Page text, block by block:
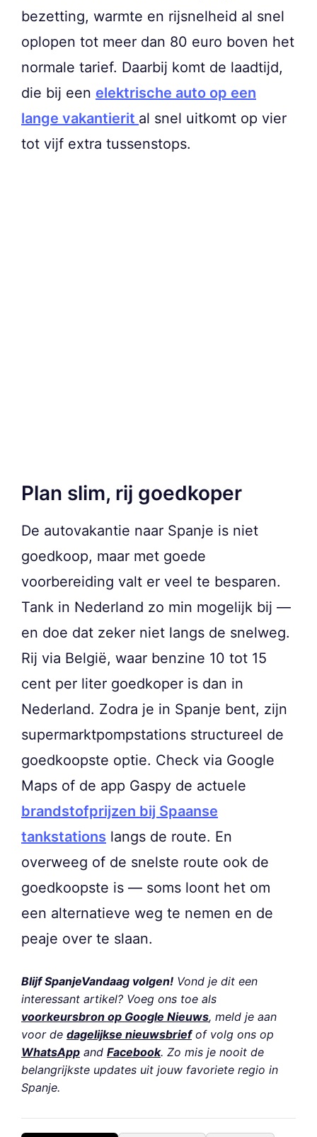
bezetting, warmte en rijsnelheid al snel
oplopen tot meer dan 80 euro boven het
normale tarief. Daarbij komt de laadtijd,
die bij een elektrische auto op een
lange vakantierit al snel uitkomt op vier
tot vijf extra tussenstops.
Plan slim, rij goedkoper
De autovakantie naar Spanje is niet
goedkoop, maar met goede
voorbereiding valt er veel te besparen.
Tank in Nederland zo min mogelijk bij —
en doe dat zeker niet langs de snelweg.
Rij via België, waar benzine 10 tot 15
cent per liter goedkoper is dan in
Nederland. Zodra je in Spanje bent, zijn
supermarktpompstations structureel de
goedkoopste optie. Check via Google
Maps of de app Gaspy de actuele
brandstofprijzen bij Spaanse
tankstations langs de route. En
overweeg of de snelste route ook de
goedkoopste is — soms loont het om
een alternatieve weg te nemen en de
peaje over te slaan.
Blijf SpanjeVandaag volgen! Vond je dit een
interessant artikel? Voeg ons toe als
voorkeursbron op Google Nieuws, meld je aan
voor de dagelijkse nieuwsbriefof volg ons op
WhatsApp and Facebook. Zo mis je nooit de
belangrijkste updates uit jouw favoriete regio in
Spanje.